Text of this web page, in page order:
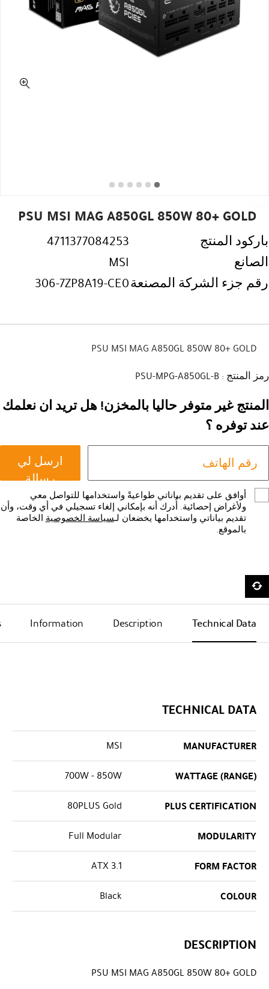
PSU MSI MAG A850GL 850W 80+ GOLD
باركود المنتج
4711377084253
الصانع
MSI
رقم جزء الشركة المصنعة306-7ZP8A19-CE0
PSU MSI MAG A850GL 850W 80+ GOLD
رمز المنتج : PSU-MPG-A850GL-B
المنتج غير متوفر حاليا بالمخزن! هل تريد ان نعلمك
عند توفره ؟
ارسل لي
رسالة
أوافق على تقديم بياناتي طواعيةً واستخدامها للتواصل معي
ولأغراض إحصائية. أُدرك أنه بإمكاني إلغاء تسجيلي في أي وقت، وأن
تقديم بياناتي واستخدامها يخضعان لـسياسة الخصوصية الخاصة
بالموقع.
Technical Data
Description
Information
TECHNICAL DATA
MANUFACTURER
MSI
WATTAGE (RANGE)
700W - 850W
PLUS CERTIFICATION
80PLUS Gold
MODULARITY
Full Modular
FORM FACTOR
ATX 3.1
COLOUR
Black
DESCRIPTION
PSU MSI MAG A850GL 850W 80+ GOLD